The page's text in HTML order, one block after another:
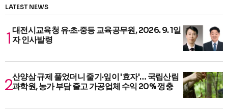
LATEST NEWS
대전시교육청 유·초·중등 교육공무원, 2026. 9. 1일
자 인사발령
산양삼 규제 풀었더니 줄기·잎이 '효자'… 국립산림
과학원, 농가 부담 줄고 가공업체 수익 20% 껑충